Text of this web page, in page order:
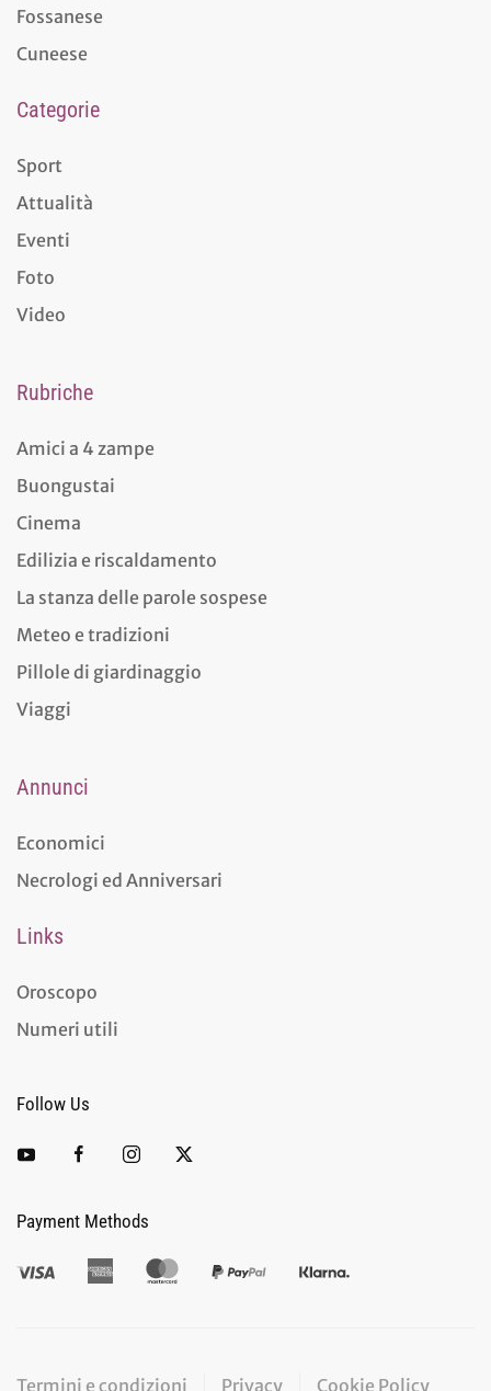
Fossanese
Cuneese
Categorie
Sport
Attualità
Eventi
Foto
Video
Rubriche
Amici a 4 zampe
Buongustai
Cinema
Edilizia e riscaldamento
La stanza delle parole sospese
Meteo e tradizioni
Pillole di giardinaggio
Viaggi
Annunci
Economici
Necrologi ed Anniversari
Links
Oroscopo
Numeri utili
Follow Us
Payment Methods
Termini e condizioni Privacy Cookie Policy